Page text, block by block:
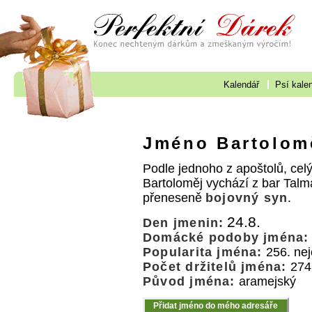
Kalendář Psí
Jméno
Podle jednoho z apoštolů,
Bartoloměj vychází z bar
přeneseně bojovný syn.
Den jmenin: 24.8.
Domácké podoby jména:
Popularita jména: 256.
Počet držitelů jména: 274
Původ jména: aramejský
Přidat jméno do mého adresáře